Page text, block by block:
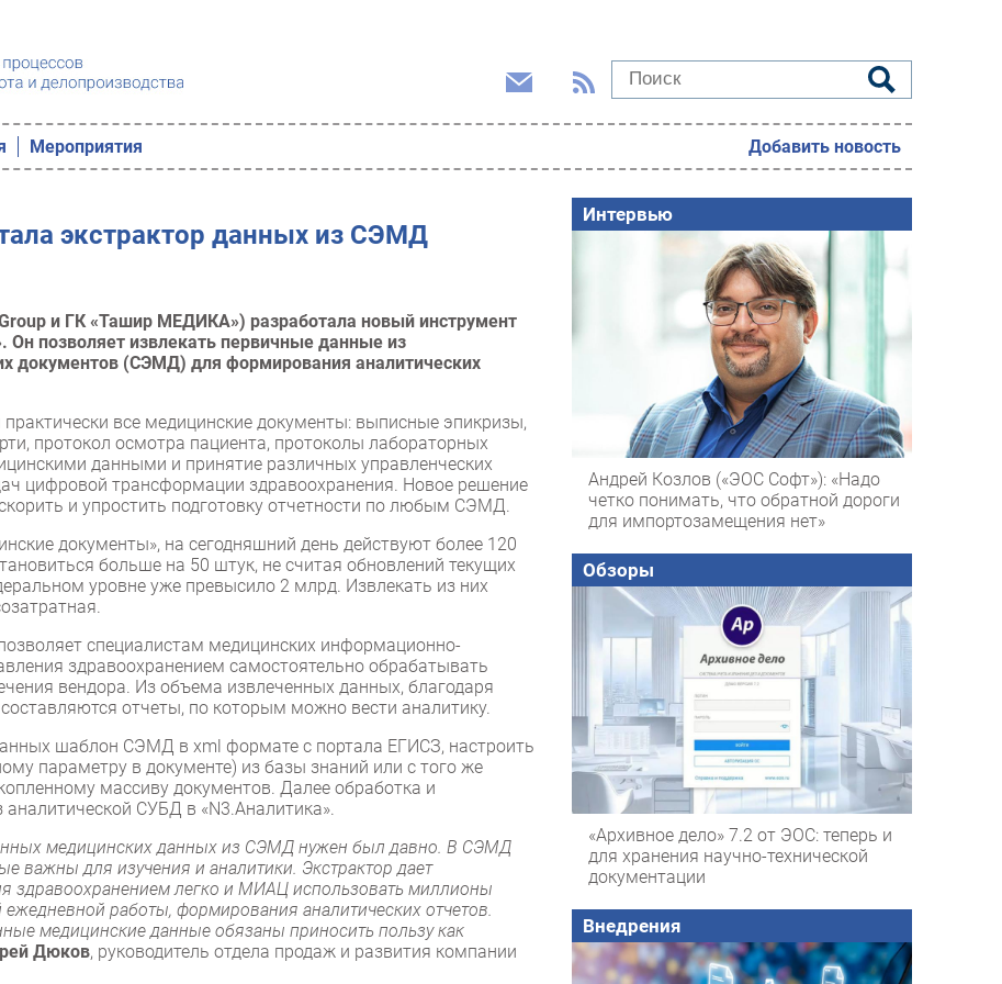
Мероприятия Добавить новость
экстрактор данных из СЭМД
и ГК «Ташир МЕДИКА») разработала новый инструмент
позволяет извлекать первичные данные из
документов (СЭМД) для формирования аналитических
все медицинские документы: выписные эпикризы,
протокол осмотра пациента, протоколы лабораторных
данными и принятие различных управленческих
цифровой трансформации здравоохранения. Новое решение
и упростить подготовку отчетности по любым СЭМД.
документы», на сегодняшний день действуют более 120
больше на 50 штук, не считая обновлений текущих
уровне уже превысило 2 млрд. Извлекать из них
специалистам медицинских информационно-
здравоохранением самостоятельно обрабатывать
вендора. Из объема извлеченных данных, благодаря
отчеты, по которым можно вести аналитику.
шаблон СЭМД в xml формате с портала ЕГИСЗ, настроить
параметру в документе) из базы знаний или с того же
массиву документов. Далее обработка и
СУБД в «N3.Аналитика».
медицинских данных из СЭМД нужен был давно. В СЭМД
важны для изучения и аналитики. Экстрактор дает
здравоохранением легко и МИАЦ использовать миллионы
работы, формирования аналитических отчетов.
медицинские данные обязаны приносить пользу как
Дюков, руководитель отдела продаж и развития компании
Интервью
Андрей Козлов («ЭОС Софт»): «Надо
четко понимать, что обратной дороги
для импортозамещения нет»
Обзоры
«Архивное дело» 7.2 от ЭОС: теперь и
для хранения научно-технической
документации
Внедрения